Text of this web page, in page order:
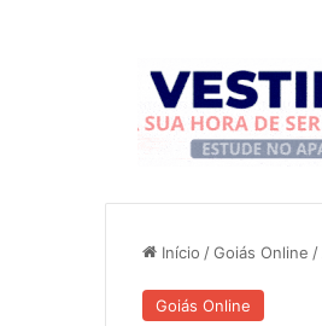
Início /Goiás Online /
Goiás Online